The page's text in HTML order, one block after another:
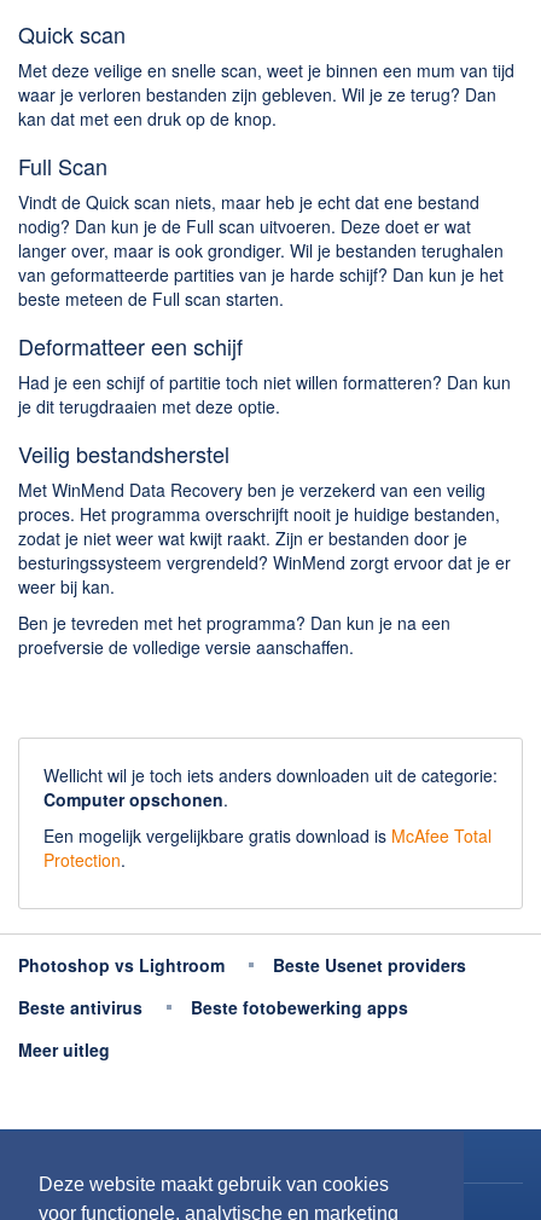
Deze website maakt gebruik van cookies
voor functionele, analytische en marketing
Overige
Algemeen
Dating apps
Parkeer apps
Rar en Zip (Compressie - Unzip)
Shopping
Webbrowsers
Quick scan
Met deze veilige en snelle scan, weet je binnen een mum van tijd
waar je verloren bestanden zijn gebleven. Wil je ze terug? Dan
kan dat met een druk op de knop.
Full Scan
Vindt de Quick scan niets, maar heb je echt dat ene bestand
nodig? Dan kun je de Full scan uitvoeren. Deze doet er wat
langer over, maar is ook grondiger. Wil je bestanden terughalen
van geformatteerde partities van je harde schijf? Dan kun je het
beste meteen de Full scan starten.
Deformatteer een schijf
Had je een schijf of partitie toch niet willen formatteren? Dan kun
je dit terugdraaien met deze optie.
Veilig bestandsherstel
Met WinMend Data Recovery ben je verzekerd van een veilig
proces. Het programma overschrijft nooit je huidige bestanden,
zodat je niet weer wat kwijt raakt. Zijn er bestanden door je
besturingssysteem vergrendeld? WinMend zorgt ervoor dat je er
weer bij kan.
Ben je tevreden met het programma? Dan kun je na een
proefversie de volledige versie aanschaffen.
Wellicht wil je toch iets anders downloaden uit de categorie:
Computer opschonen.
Een mogelijk vergelijkbare gratis download is McAfee Total
Protection.
Photoshop vs Lightroom
Beste Usenet providers
Beste antivirus
Beste fotobewerking apps
Meer uitleg
Contact opnemen